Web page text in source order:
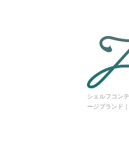
シェルフコン
ージブランド